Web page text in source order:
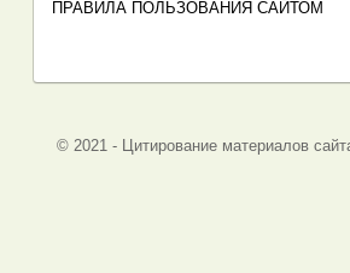
ПРАВИЛА ПОЛЬЗОВАНИЯ САЙТОМ
© 2021 - Цитирование материалов